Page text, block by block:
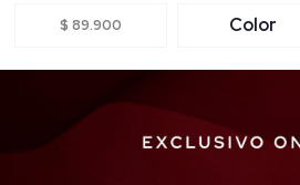
$ 89.900 Color